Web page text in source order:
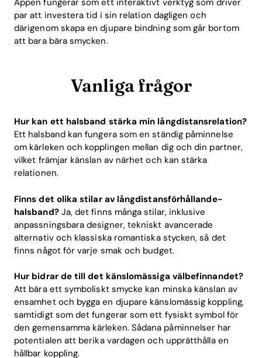
Appen fungerar som ett interaktivt verktyg som driver
par att investera tid i sin relation dagligen och
därigenom skapa en djupare bindning som går bortom
att bara bära smycken.
Vanliga frågor
Hur kan ett halsband stärka min långdistansrelation?
Ett halsband kan fungera som en ständig påminnelse
om kärleken och kopplingen mellan dig och din partner,
vilket främjar känslan av närhet och kan stärka
relationen.
Finns det olika stilar av långdistansförhållande-
halsband?Ja, det finns många stilar, inklusive
anpassningsbara designer, tekniskt avancerade
alternativ och klassiska romantiska stycken, så det
finns något för varje smak och budget.
Hur bidrar de till det känslomässiga välbefinnandet?
Att bära ett symboliskt smycke kan minska känslan av
ensamhet och bygga en djupare känslomässig koppling,
samtidigt som det fungerar som ett fysiskt symbol för
den gemensamma kärleken. Sådana påminnelser har
potentialen att berika vardagen och upprätthålla en
hållbar koppling.